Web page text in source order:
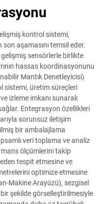
kontrol sistemi,
aşamasını temsil eder.
sensörlerle birlikte
hassas koordinasyonunu
Mantık Denetleyicisi)
sistemi, üretim süreçleri
izleme imkanı sunarak
Entegrasyon özellikleri
sorunsuz iletişim
bir ambalajlama
veri toplama ve analiz
ölçümlerini takip
tespit etmesine ve
optimize etmesine
Makine Arayüzü), sezgisel
şekilde görselleştirilmesiyle